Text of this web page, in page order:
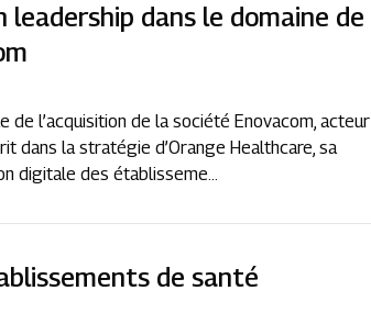
leadership dans le domaine de
l’acquisition de la société Enovacom, acteur
dans la stratégie d’Orange Healthcare, sa
digitale des établisseme...
de santé